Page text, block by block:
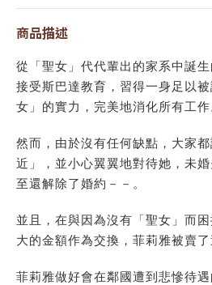
商品描述
從「聖女」代代輩出的家系中誕
接受斯巴達教育，習得一身足以
女」的實力，完美地消化所有工作
然而，由於沒有任何缺點，大家
近」，並小心翼翼地對待她，未
至還解除了婚約－－。
並且，在與因為沒有「聖女」而
大的金額作為交換，菲莉雅被賣了
菲莉雅做好會在鄰國遭到悲慘待